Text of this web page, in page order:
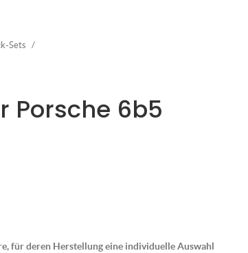
Sets
Porsche 6b5
für deren Herstellung eine individuelle Auswahl